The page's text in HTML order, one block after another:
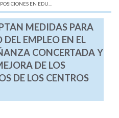
EN EDU...
MEDIDAS PARA
EMPLEO EN EL
CONCERTADA Y
DE LOS
DE LOS CENTROS